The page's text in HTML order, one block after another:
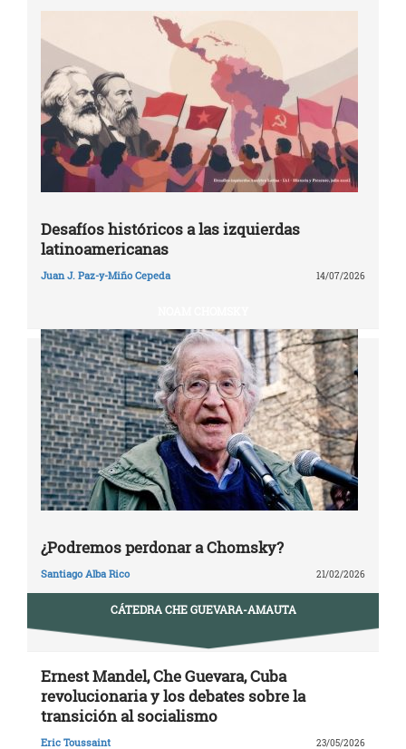
Desafíos históricos a las izquierdas
latinoamericanas
Juan J. Paz-y-Miño Cepeda 14/07/2026
¿Podremos perdonar a Chomsky?
Santiago Alba Rico 21/02/2026
CÁTEDRA CHE GUEVARA-AMAUTA
Ernest Mandel, Che Guevara, Cuba
revolucionaria y los debates sobre la
transición al socialismo
Eric Toussaint 23/05/2026